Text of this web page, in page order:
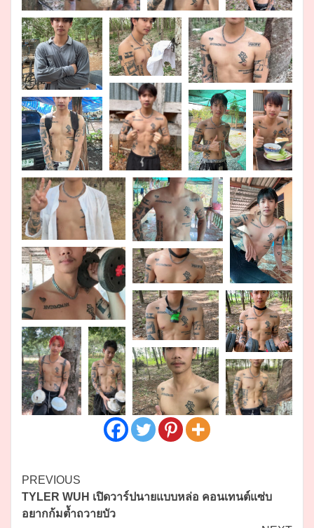
Continue
Reading
PREVIOUS
TYLER WUH เปิดวาร์ปนายแบบหล่อ คอนเทนต์แซ่บ
อยากก้มต้ำถวายบัว